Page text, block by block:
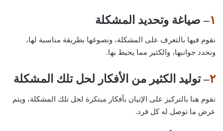
١– صياغة وتحديد المشكلة
نقوم فيها بالتعرف على المشكلة، ونصوغها بطريقة مناسبة لها،
ونحدد جوانبها، والكثير مما يحيط بها.
٢– توليد الكثير من الأفكار لحل تلك المشكلة
نقوم هنا بالتركيز على الإتيان بأفكار مبتكرة لحل تلك المشكلة، ويتم
عرض ما توصل له كل فرد.